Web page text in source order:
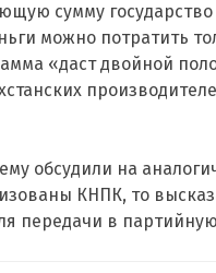
сумму
можно потратить
«даст двойной
обсудили на
КНПК, то
передачи в